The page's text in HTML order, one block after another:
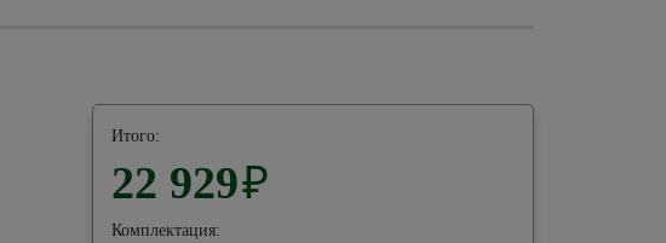
Итого:
22 929₽
Комплектация: